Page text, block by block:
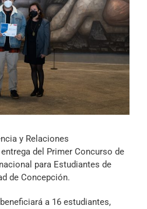
Clásica
Sonoro
y Relaciones
del Primer Concurso de
para Estudiantes de
de Concepción.
a 16 estudiantes,